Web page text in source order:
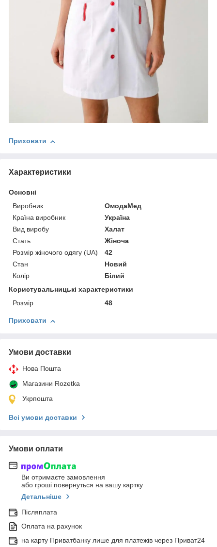
Приховати
Характеристики
Основні
Виробник
ОмодаМед
Країна виробник
Україна
Вид виробу
Халат
Стать
Жіноча
Розмір жіночого одягу (UA)
42
Стан
Новий
Колір
Білий
Користувальницькі характеристики
Розмір
48
Приховати
Умови доставки
Нова Пошта
Магазини Rozetka
Укрпошта
Всі умови доставки
Умови оплати
Ви отримаєте замовлення
або гроші повернуться на вашу картку
Детальніше
Післяплата
Оплата на рахунок
на карту Приватбанку лише для платежів через Приват24